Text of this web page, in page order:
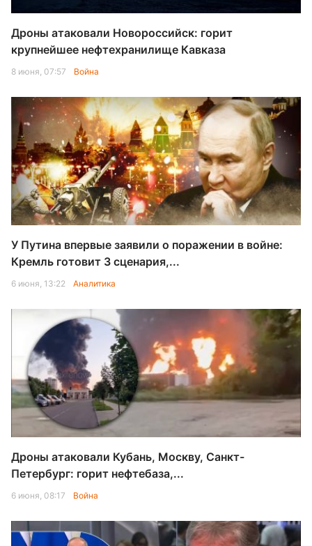
Дроны атаковали Новороссийск: горит
крупнейшее нефтехранилище Кавказа
8 июня, 07:57 Война
У Путина впервые заявили о поражении в войне:
Кремль готовит 3 сценария,...
6 июня, 13:22 Аналитика
Дроны атаковали Кубань, Москву, Санкт-
Петербург: горит нефтебаза,...
6 июня, 08:17 Война